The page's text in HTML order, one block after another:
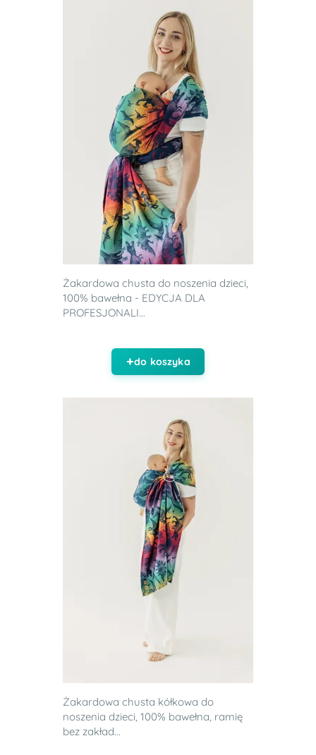
Żakardowa chusta do noszenia dzieci,
100% bawełna - EDYCJA DLA
PROFESJONALI...
do koszyka
Żakardowa chusta kółkowa do
noszenia dzieci, 100% bawełna, ramię
bez zakład...